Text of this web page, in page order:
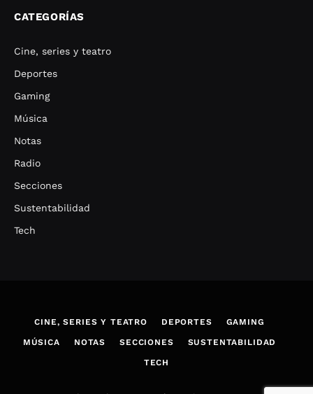
CATEGORÍAS
Cine, series y teatro
Deportes
Gaming
Música
Notas
Radio
Secciones
Sustentabilidad
Tech
CINE, SERIES Y TEATRO DEPORTES GAMING
MÚSICA NOTAS SECCIONES SUSTENTABILIDAD
TECH